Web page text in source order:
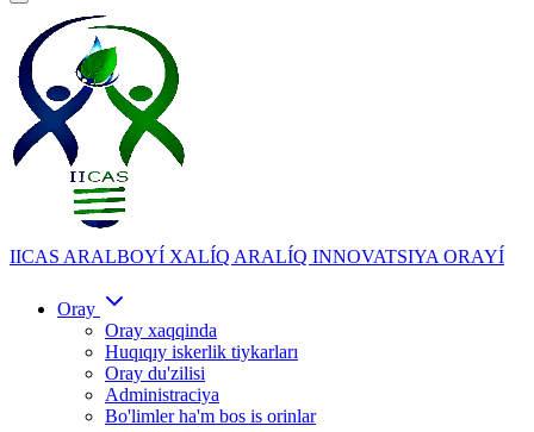
IICAS ARALBOYÍ XALÍQ ARALÍQ INNOVATSIYA ORAYÍ
Oray
Oray xaqqinda
Huqıqıy iskerlik tiykarları
Oray du'zilisi
Administraciya
Bo'limler ha'm bos is orinlar